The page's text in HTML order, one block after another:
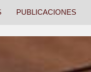
PUBLICACIONES